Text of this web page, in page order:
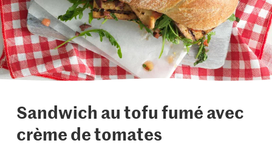
Sandwich au tofu fumé avec
crème de tomates